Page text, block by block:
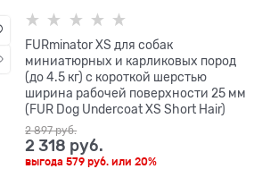
FURminator XS для собак
миниатюрных и карликовых пород
(до 4.5 кг) с короткой шерстью
ширина рабочей поверхности 25 мм
(FUR Dog Undercoat XS Short Hair)
2 897 руб.
2 318 руб.
выгода579 руб. или20%